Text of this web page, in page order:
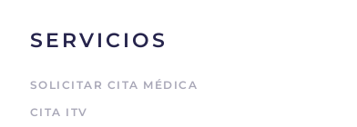
SERVICIOS
SOLICITAR CITA MÉDICA
CITA ITV